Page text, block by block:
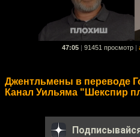
47:05 91451 просмотр
Джентльмены в переводе
Канал Уильяма "Шекспир